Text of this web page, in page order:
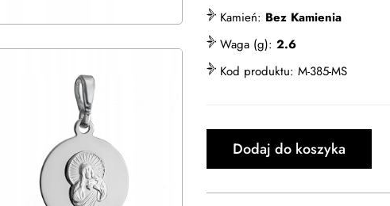
Kamień: Bez Kamienia
Waga (g): 2.6
Kod produktu: M-385-MS
Dodaj do koszyka